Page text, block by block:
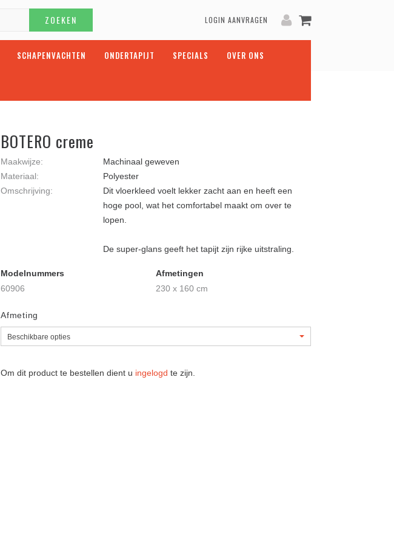
ZOEKEN LOGIN AANVRAGEN
SCHAPENVACHTEN ONDERTAPIJT SPECIALS OVER ONS
BOTERO creme
Maakwijze:
Machinaal geweven
Materiaal:
Polyester
Omschrijving:
Dit vloerkleed voelt lekker zacht aan en heeft een
hoge pool, wat het comfortabel maakt om over te
lopen.
De super-glans geeft het tapijt zijn rijke uitstraling.
Modelnummers
Afmetingen
60906
230 x 160 cm
Afmeting
Om dit product te bestellen dient u ingelogd te zijn.